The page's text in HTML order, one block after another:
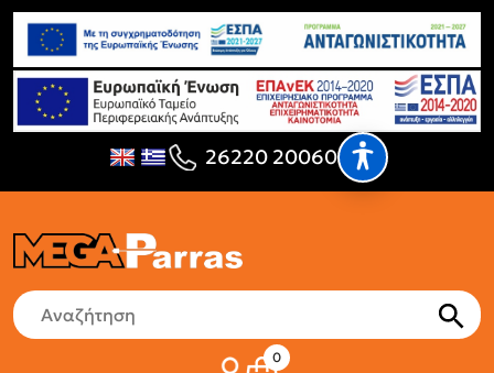
26220 20060
0